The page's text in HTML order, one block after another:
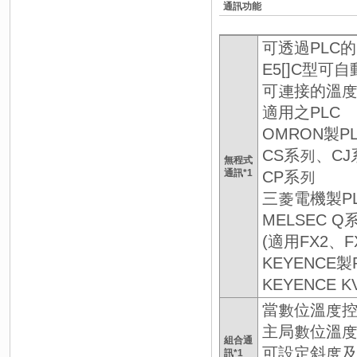
通訊功能
無程式
通訊*1
可透過PLC
E5[]C型可自
可連接的溫
適用之PLC
OMRON製
CS系列、CJ
CP系列
三菱電機製
MELSEC Q
(適用FX2、
KEYENCE製
KEYENCE
組合通
訊*1
當數位溫度
主局數位溫
可設定斜度